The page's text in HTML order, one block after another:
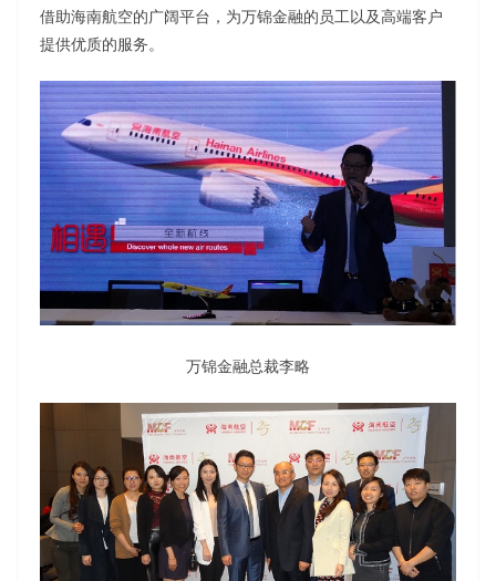
借助海南航空的广阔平台，为万锦金融的员工以及高端客户
提供优质的服务。
万锦金融总裁李略